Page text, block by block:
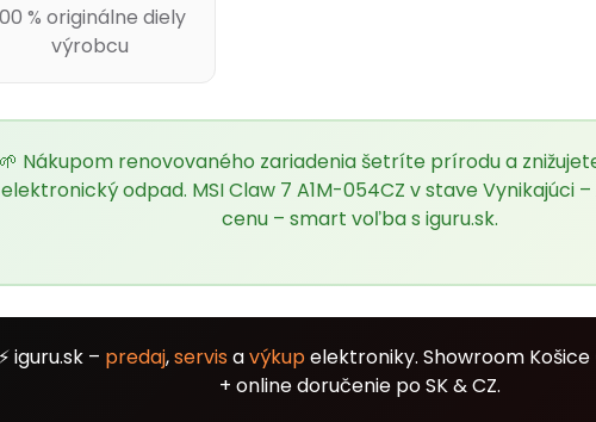
% originálne diely
výrobcu
🌱 Nákupom renovovaného zariadenia šetríte prírodu a
elektronický odpad. MSI Claw 7 A1M-054CZ v stave Vynikajúci
cenu – smart voľba s iguru.sk.
⚡ iguru.sk – predaj,servisavýkupelektroniky. Showroom
+ online doručenie po SK & CZ.